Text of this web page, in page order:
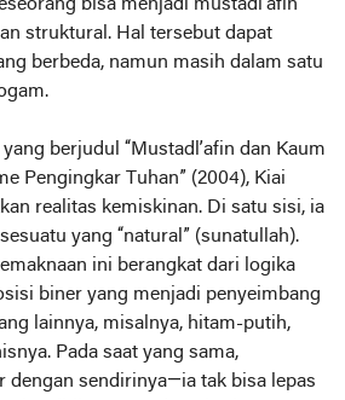
bisa menjadi mustadl’afin
struktural. Hal tersebut dapat
berbeda, namun masih dalam satu
berjudul “Mustadl’afin dan Kaum
Pengingkar Tuhan” (2004), Kiai
realitas kemiskinan. Di satu sisi, ia
yang “natural” (sunatullah).
ini berangkat dari logika
biner yang menjadi penyeimbang
lainnya, misalnya, hitam-putih,
Pada saat yang sama,
dengan sendirinya—ia tak bisa lepas